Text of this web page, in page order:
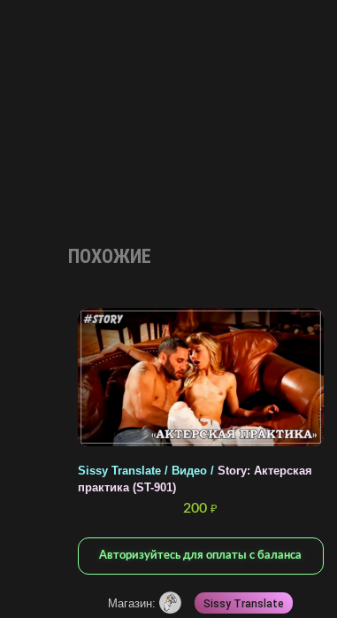
ПОХОЖИЕ
Sissy Translate / Видео / Story: Актерская
практика (ST-901)
200₽
Авторизуйтесь для оплаты с баланса
Магазин: Sissy Translate